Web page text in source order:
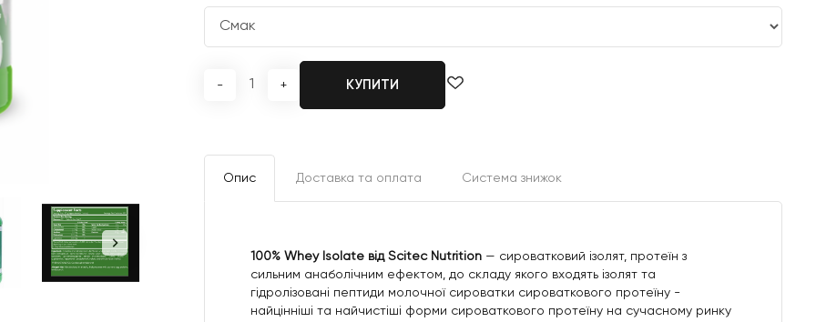
- + КУПИТИ
Опис Доставка та оплата Система знижок
100% Whey Isolate від Scitec Nutrition — сироватковий ізолят, протеїн з
сильним анаболічним ефектом, до складу якого входять ізолят та
гідролізовані пептиди молочної сироватки сироваткового протеїну -
найцінніші та найчистіші форми сироваткового протеїну на сучасному ринку